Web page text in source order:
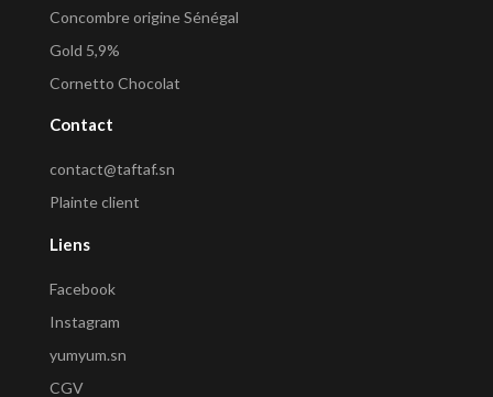
Concombre origine Sénégal
Gold 5,9%
Cornetto Chocolat
Contact
contact@taftaf.sn
Plainte client
Liens
Facebook
Instagram
yumyum.sn
CGV